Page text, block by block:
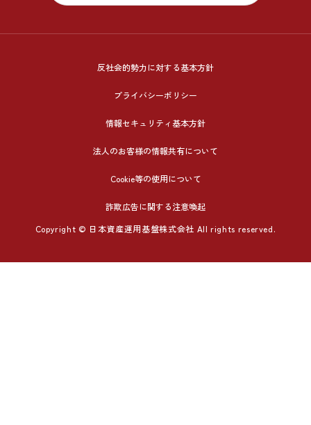
反社会的勢力に対する基本方針
プライバシーポリシー
情報セキュリティ基本方針
法人のお客様の情報共有について
Cookie等の使用について
詐欺広告に関する注意喚起
Copyright © 日本資産運用基盤株式会社 All rights reserved.